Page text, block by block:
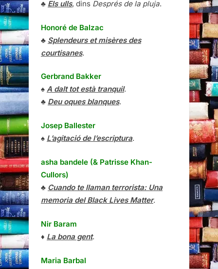
♣ Els ulls, dins Després de la pluja.
Honoré de Balzac
♣ Splendeurs et misères des
courtisanes.
Gerbrand Bakker
♠ A dalt tot està tranquil.
♣ Deu oques blanques.
Josep Ballester
♠ L’agitació de l’escriptura.
asha bandele (& Patrisse Khan-
Cullors)
♣ Cuando te llaman terrorista: Una
memoria del Black Lives Matter.
Nir Baram
♦ La bona gent.
Maria Barbal